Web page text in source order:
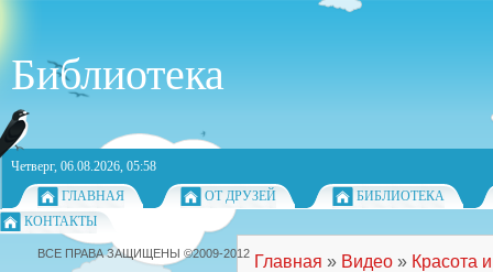
Библиотека
Четверг, 06.08.2026, 05:58
ГЛАВНАЯ
ОТ ДРУЗЕЙ
БИБЛИОТЕКА
КОНТАКТЫ
Главная » Видео » Красота
ВСЕ ПРАВА ЗАЩИЩЕНЫ ©2009-2012